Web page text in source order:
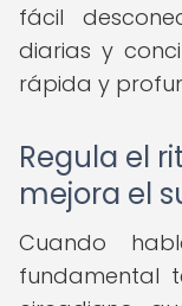
fácil
diarias y
rápida y
Regula el
mejora el
Cuando
fundamental